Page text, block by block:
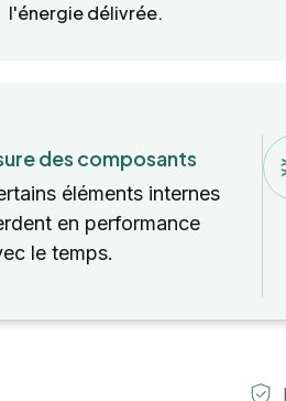
l'énergie délivrée.
des composants
éléments internes
en performance
le temps.